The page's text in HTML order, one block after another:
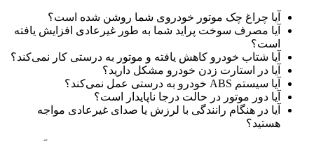
آیا چراغ چک موتور خودروی شما روشن شده است؟
آیا مصرف سوخت پراید شما به طور غیرعادی افزایش یافته
است؟
آیا شتاب خودرو کاهش یافته و موتور به درستی کار نمی‌کند؟
آیا در استارت زدن خودرو مشکل دارید؟
آیا سیستم ABS خودرو به درستی عمل نمی‌کند؟
آیا دور موتور در حالت درجا ناپایدار است؟
آیا در هنگام رانندگی با لرزش یا صدای غیرعادی مواجه
هستید؟